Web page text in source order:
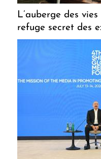
L’auberge des
refuge secret des